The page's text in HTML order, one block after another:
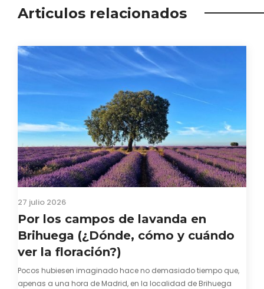
Articulos relacionados
27 julio 2026
Por los campos de lavanda en
Brihuega (¿Dónde, cómo y cuándo
ver la floración?)
Pocos hubiesen imaginado hace no demasiado tiempo que,
apenas a una hora de Madrid, en la localidad de Brihuega